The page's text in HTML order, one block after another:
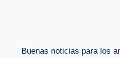
Buenas noticias para los